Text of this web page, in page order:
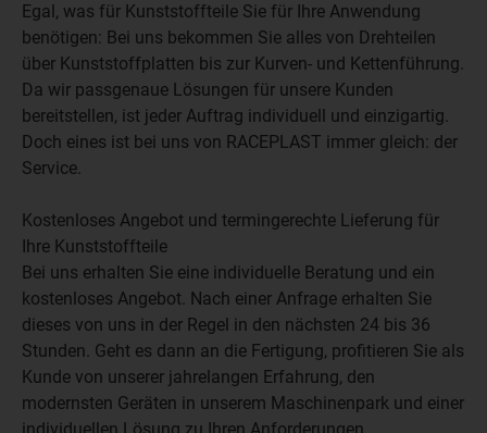
Egal, was für Kunststoffteile Sie für Ihre Anwendung
benötigen: Bei uns bekommen Sie alles von Drehteilen
über Kunststoffplatten bis zur Kurven- und Kettenführung.
Da wir passgenaue Lösungen für unsere Kunden
bereitstellen, ist jeder Auftrag individuell und einzigartig.
Doch eines ist bei uns von RACEPLAST immer gleich: der
Service.
Kostenloses Angebot und termingerechte Lieferung für
Ihre Kunststoffteile
Bei uns erhalten Sie eine individuelle Beratung und ein
kostenloses Angebot. Nach einer Anfrage erhalten Sie
dieses von uns in der Regel in den nächsten 24 bis 36
Stunden. Geht es dann an die Fertigung, profitieren Sie als
Kunde von unserer jahrelangen Erfahrung, den
modernsten Geräten in unserem Maschinenpark und einer